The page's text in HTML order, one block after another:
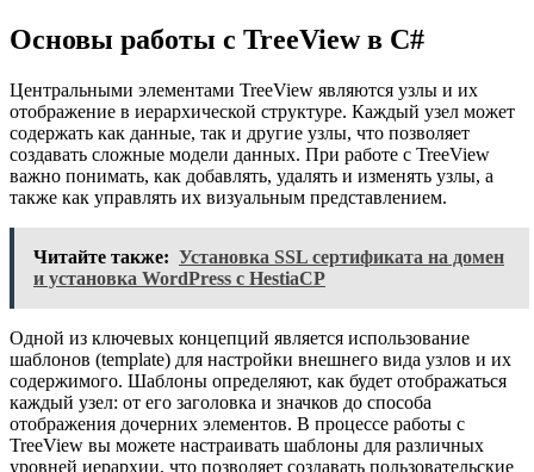
Основы работы с TreeView в C#
Центральными элементами TreeView являются узлы и их
отображение в иерархической структуре. Каждый узел может
содержать как данные, так и другие узлы, что позволяет
создавать сложные модели данных. При работе с TreeView
важно понимать, как добавлять, удалять и изменять узлы, а
также как управлять их визуальным представлением.
Читайте также: Установка SSL сертификата на домен
и установка WordPress с HestiaCP
Одной из ключевых концепций является использование
шаблонов (template) для настройки внешнего вида узлов и их
содержимого. Шаблоны определяют, как будет отображаться
каждый узел: от его заголовка и значков до способа
отображения дочерних элементов. В процессе работы с
TreeView вы можете настраивать шаблоны для различных
уровней иерархии, что позволяет создавать пользовательские